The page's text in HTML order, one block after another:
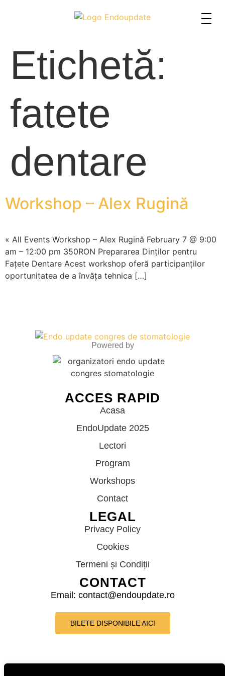
Etichetă:
fatete
dentare
Workshop – Alex Rugină
« All Events Workshop – Alex Rugină February 7 @ 9:00
am – 12:00 pm 350RON Prepararea Dinților pentru
Fațete Dentare Acest workshop oferă participanților
oportunitatea de a învăța tehnica […]
Powered by
ACCES RAPID
Acasa
EndoUpdate 2025
Lectori
Program
Workshops
Contact
LEGAL
Privacy Policy
Cookies
Termeni și Condiții
CONTACT
Email: contact@endoupdate.ro
BILETE DISPONIBILE AICI